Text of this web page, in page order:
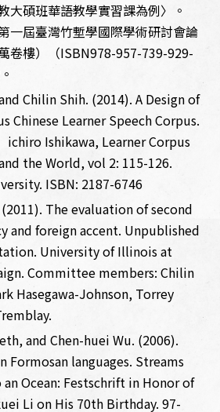
大碩班華語教學實習課為例〉。
一屆臺灣竹塹學國際學術研討會論
卷樓）（ISBN978-957-739-929-
Chilin Shih. (2014). A Design of
Chinese Learner Speech Corpus.
Ishikawa, Learner Corpus
the World, vol 2: 115-126.
ISBN: 2187-6746
The evaluation of second
and foreign accent. Unpublished
University of Illinois at
Committee members: Chilin
Hasegawa-Johnson, Torrey
and Chen-huei Wu. (2006).
Formosan languages. Streams
Ocean: Festschrift in Honor of
Li on His 70th Birthday. 97-